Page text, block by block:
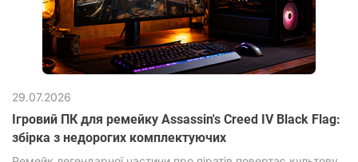
29.07.2026
Ігровий ПК для ремейку Assassin's Creed IV Black Flag:
збірка з недорогих комплектуючих